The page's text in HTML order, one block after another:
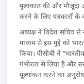
मुलाकात की और मौजूदा
करने के लिए पत्रकारों के
अध्यक्ष ने विदेश सचिव से
माध्यम से इस मुद्दे को
किया। पीसीबी ने
गंभीरता से लिया है और
मूल्यांकन करने का अनुरोध